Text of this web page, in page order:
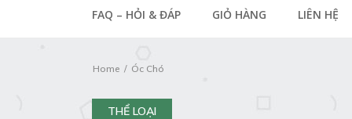
FAQ – HỎI & ĐÁP GIỎ HÀNG LIÊN HỆ
Home Óc Chó
THỂ LOẠI